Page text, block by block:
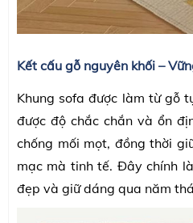
Kết cấu gỗ nguyên khối –
Khung sofa được làm từ gỗ
được độ chắc chắn và ổn
chống mối mọt, đồng thời
mạc mà tinh tế. Đây chính
đẹp và giữ dáng qua năm